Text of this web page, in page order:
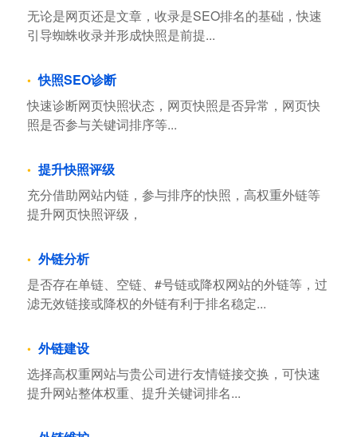
无论是网页还是文章，收录是SEO排名的基础，快速
引导蜘蛛收录并形成快照是前提...
快照SEO诊断
快速诊断网页快照状态，网页快照是否异常，网页快
照是否参与关键词排序等...
提升快照评级
充分借助网站内链，参与排序的快照，高权重外链等
提升网页快照评级，
外链分析
是否存在单链、空链、#号链或降权网站的外链等，过
滤无效链接或降权的外链有利于排名稳定...
外链建设
选择高权重网站与贵公司进行友情链接交换，可快速
提升网站整体权重、提升关键词排名...